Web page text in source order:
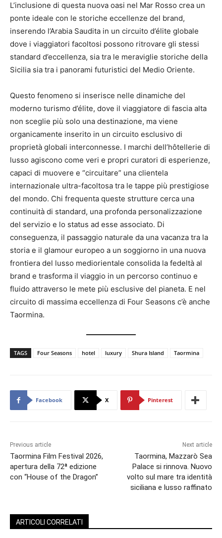
L’inclusione di questa nuova oasi nel Mar Rosso crea un
ponte ideale con le storiche eccellenze del brand,
inserendo l’Arabia Saudita in un circuito d’élite globale
dove i viaggiatori facoltosi possono ritrovare gli stessi
standard d’eccellenza, sia tra le meraviglie storiche della
Sicilia sia tra i panorami futuristici del Medio Oriente.
Questo fenomeno si inserisce nelle dinamiche del
moderno turismo d’élite, dove il viaggiatore di fascia alta
non sceglie più solo una destinazione, ma viene
organicamente inserito in un circuito esclusivo di
proprietà globali interconnesse. I marchi dell’hôtellerie di
lusso agiscono come veri e propri curatori di esperienze,
capaci di muovere e “circuitare” una clientela
internazionale ultra-facoltosa tra le tappe più prestigiose
del mondo. Chi frequenta queste strutture cerca una
continuità di standard, una profonda personalizzazione
del servizio e lo status ad esse associato. Di
conseguenza, il passaggio naturale da una vacanza tra la
storia e il glamour europeo a un soggiorno in una nuova
frontiera del lusso mediorientale consolida la fedeltà al
brand e trasforma il viaggio in un percorso continuo e
fluido attraverso le mete più esclusive del pianeta. E nel
circuito di massima eccellenza di Four Seasons c’è anche
Taormina.
TAGS Four Seasons hotel luxury Shura Island Taormina
Facebook X Pinterest
Previous article
Taormina Film Festival 2026,
apertura della 72ª edizione
con “House of the Dragon”
Next article
Taormina, Mazzarò Sea
Palace si rinnova. Nuovo
volto sul mare tra identità
siciliana e lusso raffinato
ARTICOLI CORRELATI